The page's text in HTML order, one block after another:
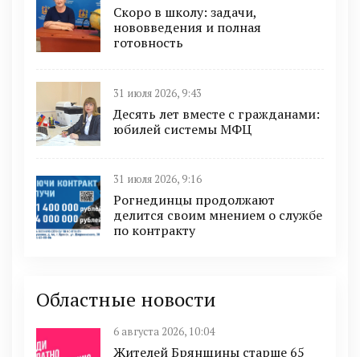
Скоро в школу: задачи,
нововведения и полная
готовность
31 июля 2026, 9:43
Десять лет вместе с гражданами:
юбилей системы МФЦ
31 июля 2026, 9:16
Рогнединцы продолжают
делится своим мнением о службе
по контракту
Областные новости
6 августа 2026, 10:04
Жителей Брянщины старше 65